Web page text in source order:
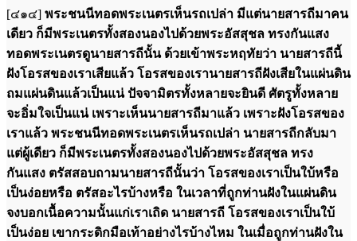
[๔๑๔] พระชนนีทอดพระเนตรเห็นรถเปล่า มีแต่นายสารถีมาคน
เดียว ก็มีพระเนตรทั้งสองนองไปด้วยพระอัสสุชล ทรงกันแสง
ทอดพระเนตรดูนายสารถีนั้น ด้วยเข้าพระหฤทัยว่า นายสารถีนี้
ฝังโอรสของเราเสียแล้ว โอรสของเรานายสารถีฝังเสียในแผ่นดิน
ถมแผ่นดินแล้วเป็นแน่ ปัจจามิตรทั้งหลายจะยินดี ศัตรูทั้งหลาย
จะอิ่มใจเป็นแน่ เพราะเห็นนายสารถีมาแล้ว เพราะฝังโอรสของ
เราแล้ว พระชนนีทอดพระเนตรเห็นรถเปล่า นายสารถีกลับมา
แต่ผู้เดียว ก็มีพระเนตรทั้งสองนองไปด้วยพระอัสสุชล ทรง
กันแสง ตรัสสอบถามนายสารถีนั้นว่า โอรสของเราเป็นใบ้หรือ
เป็นง่อยหรือ ตรัสอะไรบ้างหรือ ในเวลาที่ถูกท่านฝังในแผ่นดิน
จงบอกเนื้อความนั้นแก่เราเถิด นายสารถี โอรสของเราเป็นใบ้
เป็นง่อย เขากระดิกมือเท้าอย่างไรบ้างไหม ในเมื่อถูกท่านฝังใน